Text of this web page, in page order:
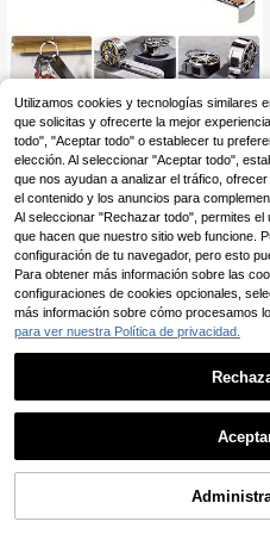
Ahorro de 0,07€
1 pieza Mini cinta métrica llavero, r
egla retráctil de acero de 2 metros,
cinta métrica compacta de acero c
on escala dual métrica e imperial, re
galo de regla de acero multifuncion
al
#3 Más vendidos en Bloqueo de botones Herramientas de medición y c
4,61€ -1% 4,68€
Utilizamos cookies y tecnologías similares
que solicitas y ofrecerte la mejor
todo", "Aceptar todo" o establecer tu
elección. Al seleccionar "Aceptar todo",
que nos ayudan a analizar el tráfico,
el contenido y los anuncios para
Al seleccionar "Rechazar todo", permites
que hacen que nuestro sitio web funcione.
configuración de tu navegador, pero esto
Para obtener más información sobre las
configuraciones de cookies opcionales,
más información sobre cómo procesamos
para ver nuestra Política de privacidad.